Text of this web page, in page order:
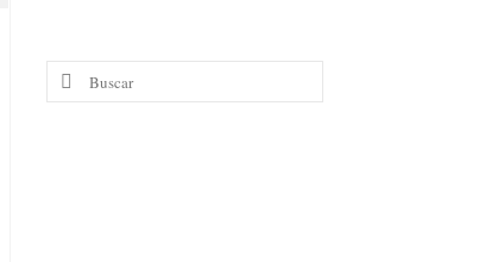
Buscar
por: